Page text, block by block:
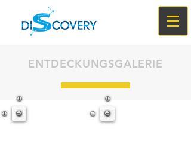
ENTDECKUNGSGALERIE